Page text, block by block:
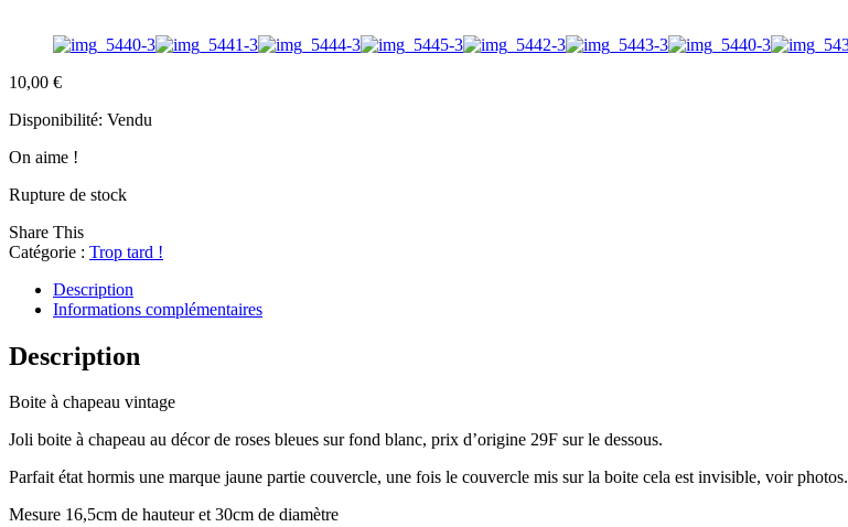
10,00 €
Disponibilité: Vendu
On aime !
Rupture de stock
Share This
Catégorie : Trop tard !
Description
Informations complémentaires
Description
Boite à chapeau vintage
Joli boite à chapeau au décor de roses bleues sur fond blanc, prix d’origine 29F sur le dessous.
Parfait état hormis une marque jaune partie couvercle, une fois le couvercle mis sur la boite cela est invisible, voir photos.
Mesure 16,5cm de hauteur et 30cm de diamètre